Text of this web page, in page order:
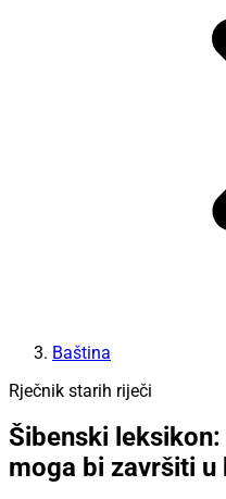
Baština
Rječnik starih riječi
Šibenski
moga bi završiti u